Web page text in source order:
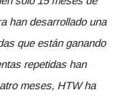
han desarrollado una
que están ganando
repetidas han
meses, HTW ha